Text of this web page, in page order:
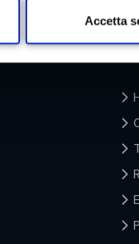
Accetta